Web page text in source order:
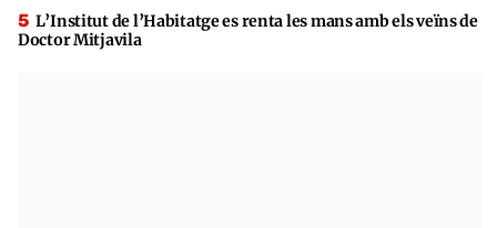
L’Institut de l’Habitatge es renta les mans amb els veïns de
Doctor Mitjavila